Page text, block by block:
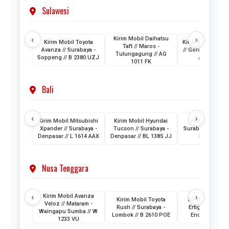
Sulawesi
‹
Kirim Mobil Toyota
Avanza // Surabaya -
Soppeng // B 2380 UZJ
Kirim Mobil Daihatsu
Taft // Maros -
Tulungagung // AG
1011 FK
Kirim Mobil
// Gorontalo -
// T 1595 FK
›
Bali
‹
Kirim Mobil Mitsubishi
Xpander // Surabaya -
Denpasar // L 1614 AAX
Kirim Mobil Hyundai
Tucson // Surabaya -
Denpasar // BL 1385 JJ
Kirim Mobil
Surabaya -
›
Nusa Tenggara
‹
Kirim Mobil Avanza
Veloz // Mataram -
Waingapu Sumba // W
1233 VU
Kirim Mobil Toyota
Rush // Surabaya -
Lombok // B 2610 POE
Kirim Mobil
Ertiga //
Ende // L 1070
›